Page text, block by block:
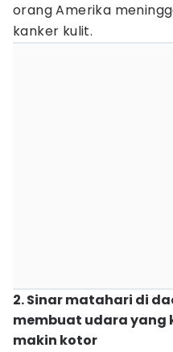
orang Amerika
kanker kulit.
2. Sinar matahari di
membuat udara yang
makin kotor